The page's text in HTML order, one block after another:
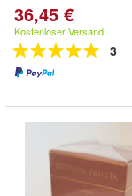
36,45 €
Kostenloser Versand
3